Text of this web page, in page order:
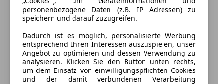
Energieverbrauch
Schadstoffklasse
Euro 6e
Kraftstoff
Benzin
CO₂-Emissionen
140 g/km (komb.)
personenbezogene Daten (z.B. IP Adressen) zu
speichern und darauf zuzugreifen.
Dadurch ist es möglich, personalisierte Werbung
entsprechend Ihren Interessen auszuspielen, unser
Angebot zu optimieren und dessen Verwendung zu
analysieren. Klicken Sie den Button unten rechts,
um dem Einsatz von einwilligungspflichten Cookies
und der damit verbundenen Verarbeitung